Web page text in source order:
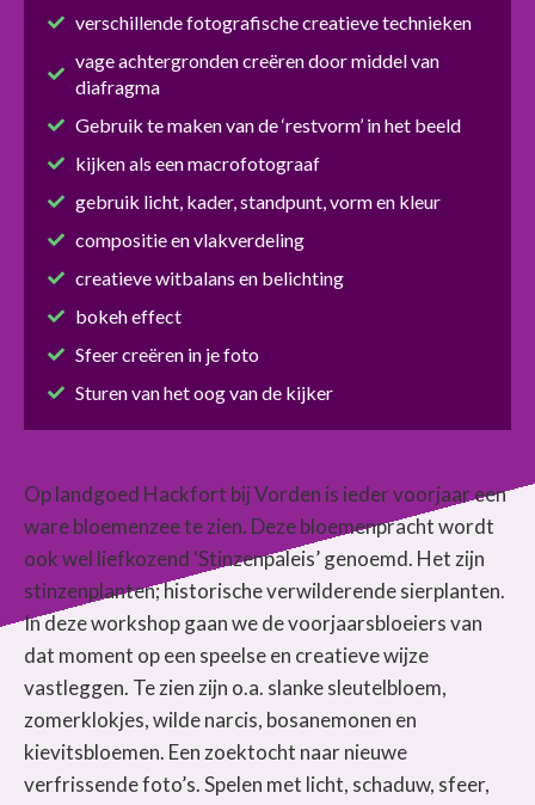
verschillende fotografische creatieve technieken
vage achtergronden creëren door middel van
diafragma
Gebruik te maken van de ‘restvorm’ in het beeld
kijken als een macrofotograaf
gebruik licht, kader, standpunt, vorm en kleur
compositie en vlakverdeling
creatieve witbalans en belichting
bokeh effect
Sfeer creëren in je foto
Sturen van het oog van de kijker
Op landgoed Hackfort bij Vorden is ieder voorjaar een
ware bloemenzee te zien. Deze bloemenpracht wordt
ook wel liefkozend ‘Stinzenpaleis’ genoemd. Het zijn
stinzenplanten; historische verwilderende sierplanten.
In deze workshop gaan we de voorjaarsbloeiers van
dat moment op een speelse en creatieve wijze
vastleggen. Te zien zijn o.a. slanke sleutelbloem,
zomerklokjes, wilde narcis, bosanemonen en
kievitsbloemen. Een zoektocht naar nieuwe
verfrissende foto’s. Spelen met licht, schaduw, sfeer,